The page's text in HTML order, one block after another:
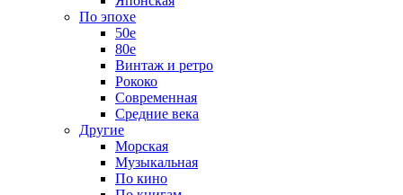
По эпохе
50е
80е
Винтаж и ретро
Рококо
Современная
Средние века
Другие
Морская
Музыкальная
По кино